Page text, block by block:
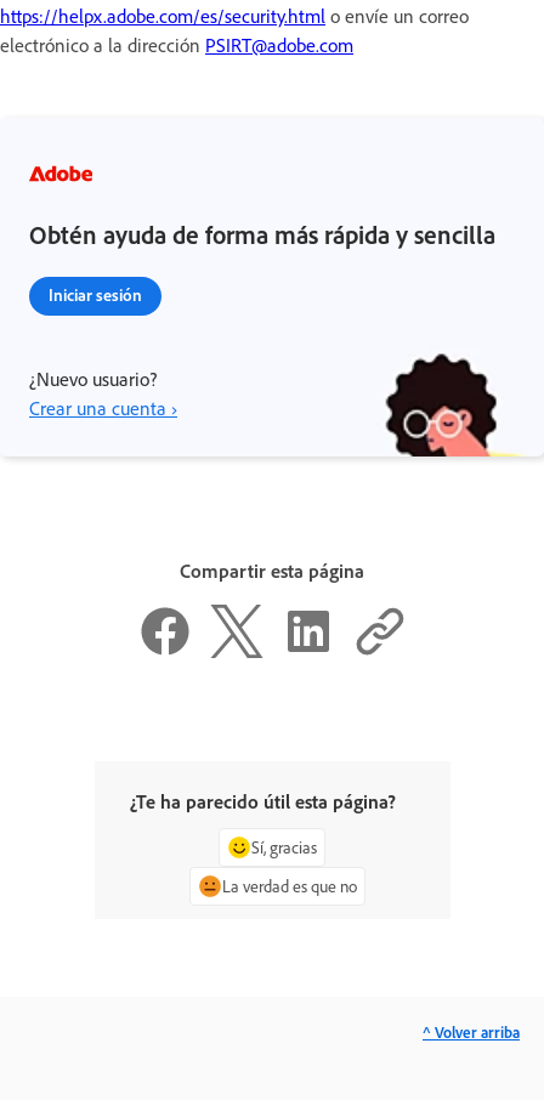
https://helpx.adobe.com/es/security.html o envíe un correo
electrónico a la dirección PSIRT@adobe.com
Obtén ayuda de forma más rápida y sencilla
Iniciar sesión
¿Nuevo usuario?
Crear una cuenta ›
Compartir esta página
¿Te ha parecido útil esta página?
Sí, gracias
La verdad es que no
^ Volver arriba